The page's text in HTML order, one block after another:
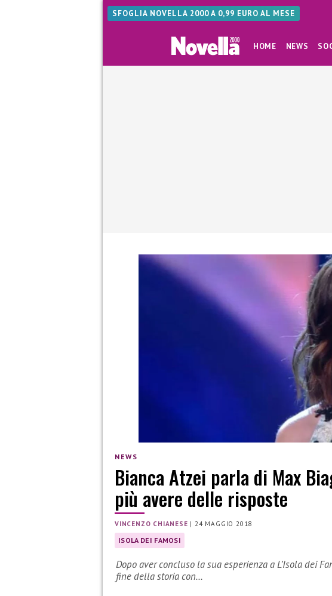
SFOGLIA NOVELLA 2000 A 0,99 EURO AL MESE
HOME NEWS
NEWS
Bianca Atzei parla di Max
più avere delle risposte
VINCENZO CHIANESE |24 MAGGIO 2018
ISOLA DEI FAMOSI
Dopo aver concluso la sua esperienza a L’Isola dei
fine della storia con…